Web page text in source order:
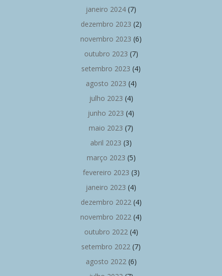
janeiro 2024 (7)
dezembro 2023 (2)
novembro 2023 (6)
outubro 2023 (7)
setembro 2023 (4)
agosto 2023 (4)
julho 2023 (4)
junho 2023 (4)
maio 2023 (7)
abril 2023 (3)
março 2023 (5)
fevereiro 2023 (3)
janeiro 2023 (4)
dezembro 2022(4)
novembro 2022 (4)
outubro 2022(4)
setembro 2022 (7)
agosto 2022(6)